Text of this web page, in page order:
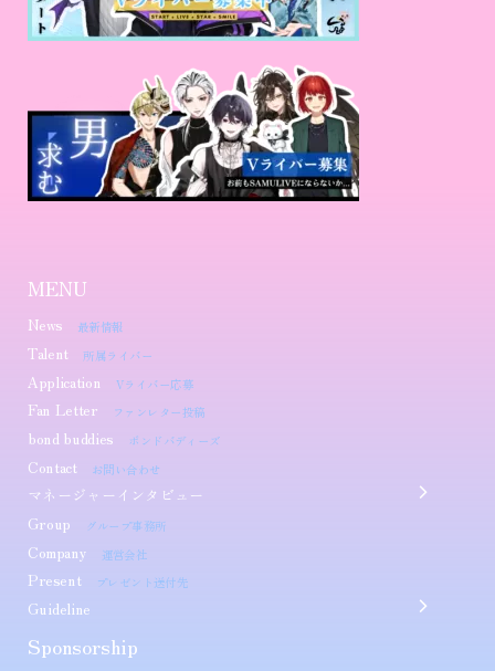
MENU
News 最新情報
Talent 所属ライバー
Application Vライバー応募
Fan Letter ファンレター投稿
bond buddies ボンドバディーズ
Contact お問い合わせ
マネージャーインタビュー
Group
グループ事務所
Company 運営会社
Present プレゼント送付先
Guideline
Sponsorship​